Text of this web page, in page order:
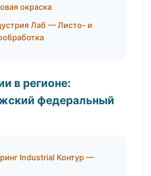
окраска
Лаб — Листо- и
в регионе:
федеральный
Industrial Контур —